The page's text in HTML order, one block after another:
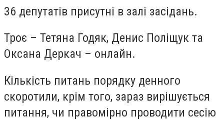
36 депутатів присутні в залі засідань.
Троє – Тетяна Годяк, Денис Поліщук та
Оксана Деркач – онлайн.
Кількість питань порядку денного
скоротили, крім того, зараз вирішується
питання, чи правомірно проводити сесію